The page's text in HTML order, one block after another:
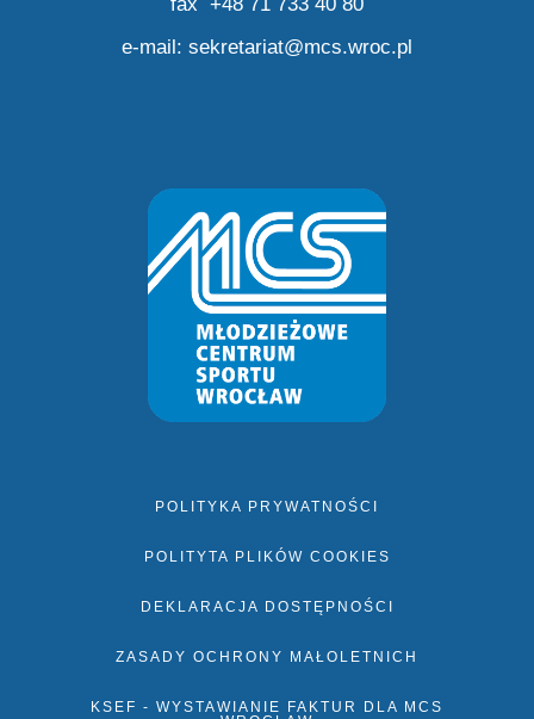
e-mail: sekretariat@mcs.wroc.pl
POLITYKA PRYWATNOŚCI
POLITYTA PLIKÓW COOKIES
DEKLARACJA DOSTĘPNOŚCI
ZASADY OCHRONY MAŁOLETNICH
KSEF - WYSTAWIANIE FAKTUR DLA MCS